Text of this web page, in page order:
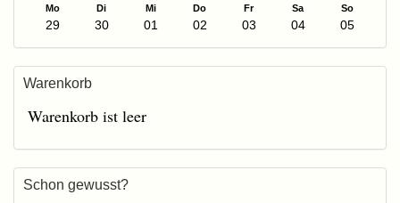
Mo Di Mi Do Fr Sa So
29 30 01 02 03 04 05
Warenkorb
Warenkorb ist leer
Schon gewusst?